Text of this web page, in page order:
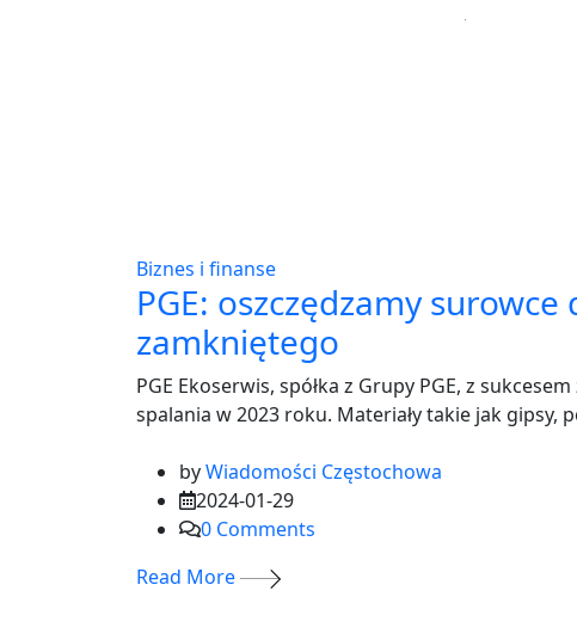
Biznes i finanse
PGE: oszczędzamy
zamkniętego
PGE Ekoserwis, spółka z Grupy PGE, z
spalania w 2023 roku. Materiały takie jak gipsy,
byWiadomości Częstochowa
2024-01-29
0 Comments
Read More